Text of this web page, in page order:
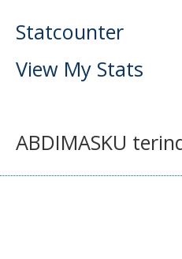
Statcounter
View My Stats
ABDIMASKU